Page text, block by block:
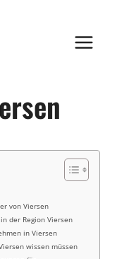
von Viersen
der Region Viersen
in Viersen
wissen müssen